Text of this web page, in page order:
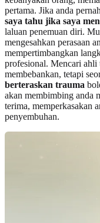
pertama. Jika anda
saya tahu jika saya
laluan penemuan diri.
mengesahkan perasaan
mempertimbangkan
profesional. Mencari ahli
membebankan, tetapi
berteraskan trauma
akan membimbing anda
terima, memperkasakan
penyembuhan.